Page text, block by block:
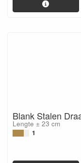
Blank Stalen
Lengte ± 23 cm
1